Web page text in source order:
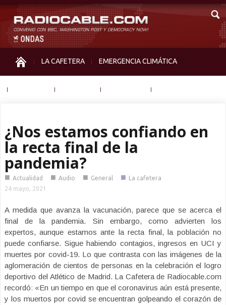
LA CAFETERA EMERGENCIA CLIMÁTICA
¿Nos estamos confiando en
la recta final de la
pandemia?
■ Actualidad ■ Audio ■ General ■ La cafetera
24 mayo, 2021
A medida que avanza la vacunación, parece que se acerca el
final de la pandemia. Sin embargo, como advierten los
expertos, aunque estamos ante la recta final, la población no
puede confiarse. Sigue habiendo contagios, ingresos en UCI y
muertes por covid-19. Lo que contrasta con las imágenes de la
aglomeración de cientos de personas en la celebración el logro
deportivo del Atlético de Madrid. La Cafetera de Radiocable.com
recordó: «En un tiempo en que el coronavirus aún está presente,
y los muertos por covid se encuentran golpeando el corazón de